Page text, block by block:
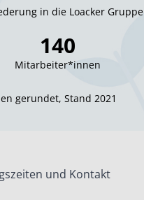
in die Loacker Gruppe
140
Mitarbeiter*innen
gerundet, Stand 2021
und Kontakt